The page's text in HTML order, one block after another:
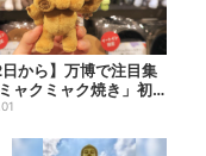
日から】万博で注目集
ャクミャク焼き」初
！大阪・梅田だけの...